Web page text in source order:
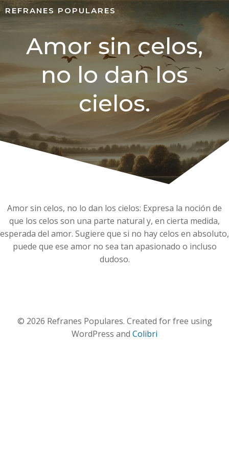
REFRANES POPULARES
Amor sin celos,
no lo dan los
cielos.
Amor sin celos, no lo dan los cielos: Expresa la noción de
que los celos son una parte natural y, en cierta medida,
esperada del amor. Sugiere que si no hay celos en absoluto,
puede que ese amor no sea tan apasionado o incluso
dudoso.
© 2026 Refranes Populares. Created for free using
WordPress and Colibri